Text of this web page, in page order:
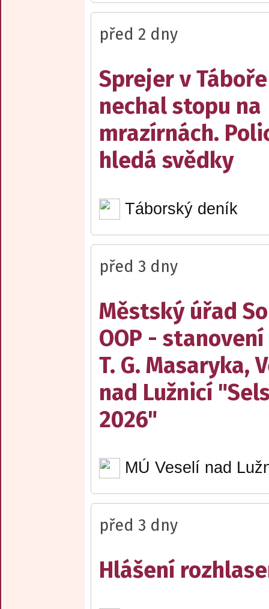
před 2 dny
Sprejer v Táboře
nechal stopu na
mrazírnách.
hledá svědky
Táborský deník
před 3 dny
Městský úřad
OOP -
T. G. Masaryka,
nad Lužnicí
2026"
MÚ Veselí nad
před 3 dny
Hlášení